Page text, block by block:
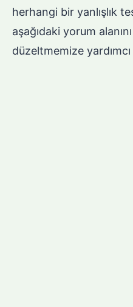
herhangi bir yanlışlık
aşağıdaki yorum
düzeltmemize